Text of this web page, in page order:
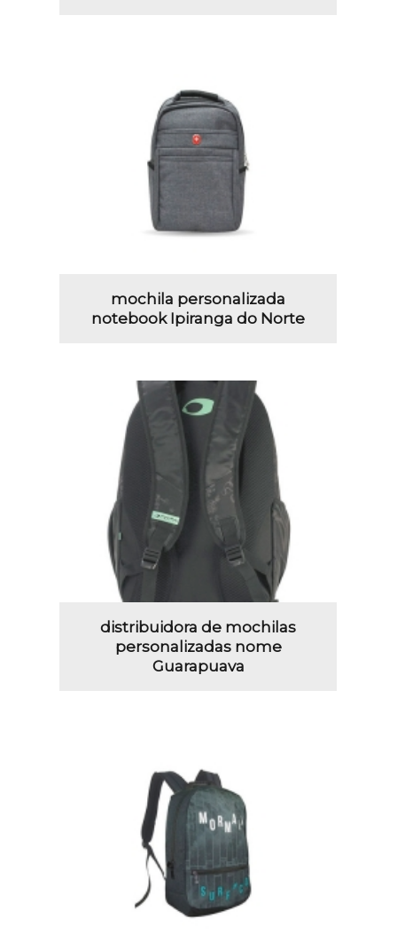
mochila personalizada
notebook Ipiranga do Norte
distribuidora de mochilas
personalizadas nome
Guarapuava